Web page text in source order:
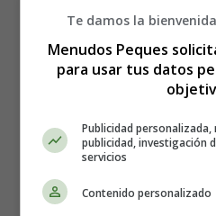
Casi es la mitad que por los
Te damos la
Menudos Peques
para usar tus datos
Publicidad
publicidad, investigación
servicios
Contenido personalizado